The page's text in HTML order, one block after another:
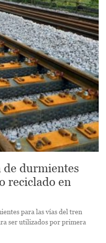
durmientes
reciclado en
para las vías del tren
ser utilizados por primera